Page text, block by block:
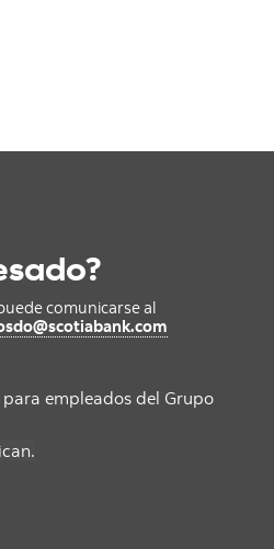
comunicarse al
empleados del Grupo